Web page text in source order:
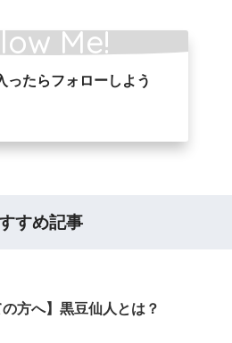
Me!
ったらフォローしよう
すめ記事
の方へ】黒豆仙人とは？